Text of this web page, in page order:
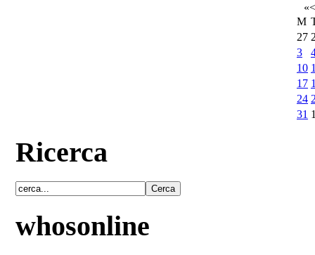
«<
M
27
3
10
17
24
31
Ricerca
whosonline